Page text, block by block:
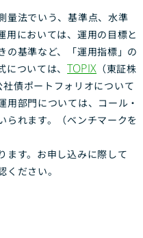
量法でいう、基準点、水準
用においては、運用の目標と
の基準など、「運用指標」の
については、TOPIX （東証株
社債ポートフォリオについて
用部門については、コール・
られます。（ベンチマークを
ます。お申し込みに際して
ださい。